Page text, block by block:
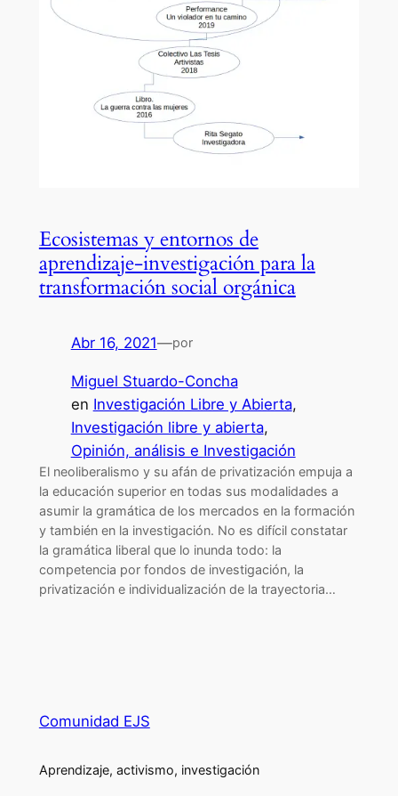
Ecosistemas y entornos de
aprendizaje-investigación para la
transformación social orgánica
Abr 16, 2021—por
Miguel Stuardo-Concha
en Investigación Libre y Abierta
Investigación libre y abierta
Opinión, análisis e Investigación
El neoliberalismo y su afán de privatización empuja a
la educación superior en todas sus modalidades a
asumir la gramática de los mercados en la formación
y también en la investigación. No es difícil constatar
la gramática liberal que lo inunda todo: la
competencia por fondos de investigación, la
privatización e individualización de la trayectoria…
Comunidad EJS
Aprendizaje, activismo, investigación